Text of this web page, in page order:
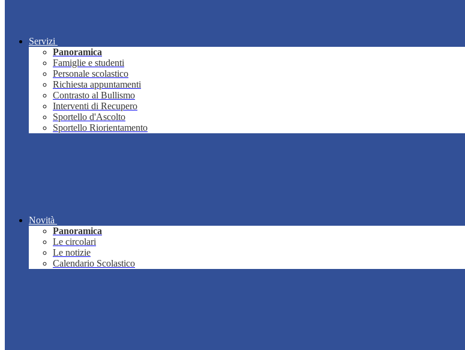
Servizi
Panoramica
Famiglie e studenti
Personale scolastico
Richiesta appuntamenti
Contrasto al Bullismo
Interventi di Recupero
Sportello d'Ascolto
Sportello Riorientamento
Novità
Panoramica
Le circolari
Le notizie
Calendario Scolastico